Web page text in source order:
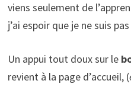
viens seulement de
j’ai espoir que je ne suis
Un appui tout doux sur le
revient à la page d’accueil, (